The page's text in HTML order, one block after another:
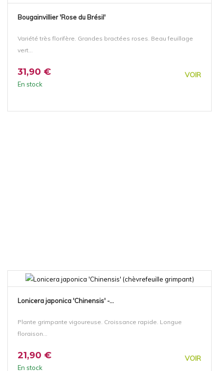
Bougainvillier 'Rose du Brésil'
Variété très florifère. Grandes bractées roses. Beau feuillage
vert...
31,90 € VOIR
En stock
Lonicera japonica 'Chinensis' -...
Plante grimpante vigoureuse. Croissance rapide. Longue
floraison...
21,90 € VOIR
En stock